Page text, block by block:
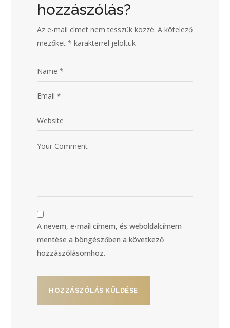
hozzászólás?
Az e-mail címet nem tesszük közzé. A kötelező
mezőket* karakterrel jelöltük
A nevem, e-mail címem, és weboldalcímem
mentése a böngészőben a következő
hozzászólásomhoz.